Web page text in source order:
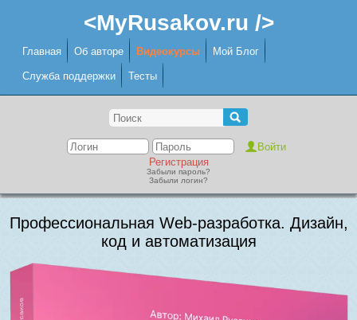
<MyRusakov.ru />
Главная Об авторе Видеокурсы Мой Блог
Служба поддержки Тесты
Регистрация
Забыли пароль?
Забыли логин?
Профессиональная Web-разработка. Дизайн,
код и автоматизация